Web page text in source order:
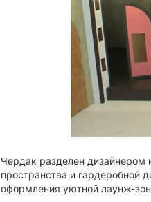
Чердак разделен дизайнером
пространства и гардеробной
оформления уютной лаунж-